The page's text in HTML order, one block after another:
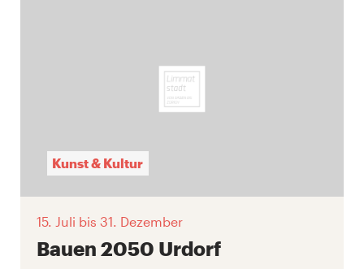
Kunst & Kultur
15. Juli bis 31. Dezember
Bauen 2050 Urdorf